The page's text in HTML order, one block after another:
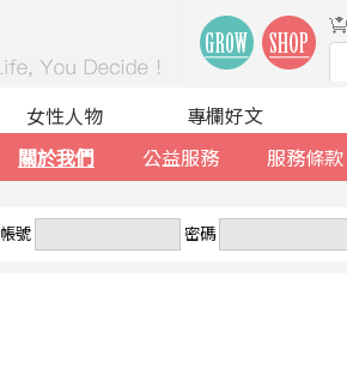
關於我們
公益服務 服務條款
女性人物 專欄好文
帳號 密碼